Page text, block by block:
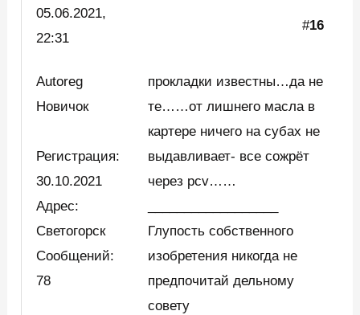
05.06.2021,
22:31
#16
Autoreg
Новичок
Регистрация:
30.10.2021
Адрес:
Светогорск
Сообщений:
78
прокладки известны…да не
те……от лишнего масла в
картере ничего на субах не
выдавливает- все сожрёт
через pcv……
Глупость собственного
изобретения никогда не
предпочитай дельному
совету